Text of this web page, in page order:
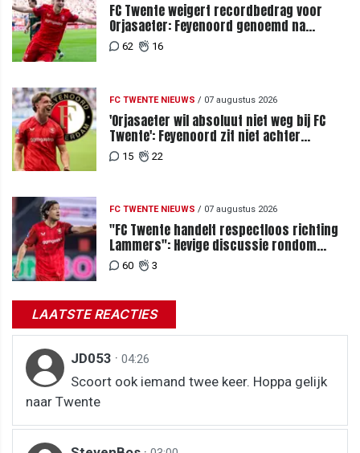
FC Twente weigert recordbedrag voor
Orjasaeter: Feyenoord genoemd na
megabod
62 16
FC TWENTE NIEUWS / 07 augustus 2026
'Orjasaeter wil absoluut niet weg bij FC
Twente': Feyenoord zit niet achter
recordbod
15 22
FC TWENTE NIEUWS / 07 augustus 2026
"FC Twente handelt respectloos richting
Lammers": Hevige discussie rondom
degradatie tot derde spits
60 3
LAATSTE REACTIES
JD053 · 04:26
Scoort ook iemand twee keer. Hoppa gelijk
naar Twente